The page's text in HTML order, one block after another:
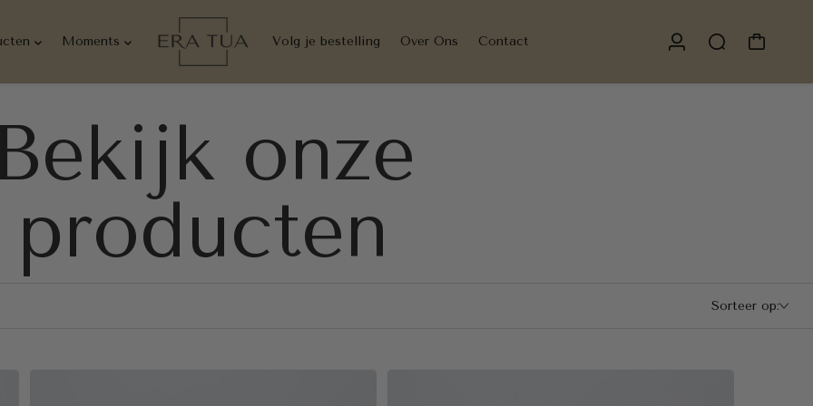
Moments Volg je bestelling Over Ons Contact
Bekijk onze
producten
Sorteer op: